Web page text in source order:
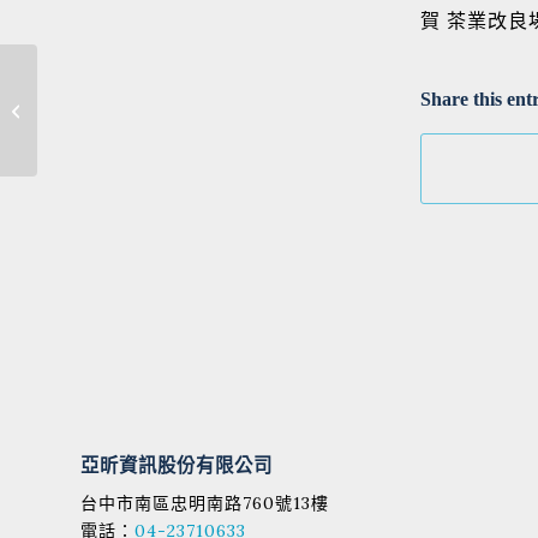
賀 茶業改良
Share this
亞昕資訊股份有限公司
台中市南區忠明南路760號13樓
電話： 04-23710633